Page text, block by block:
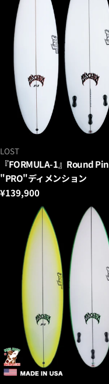
ベ
ン
ダ
ー：
LOST
『FORMULA-1』Round Pin
"PRO"ディメンション
通
¥139,900